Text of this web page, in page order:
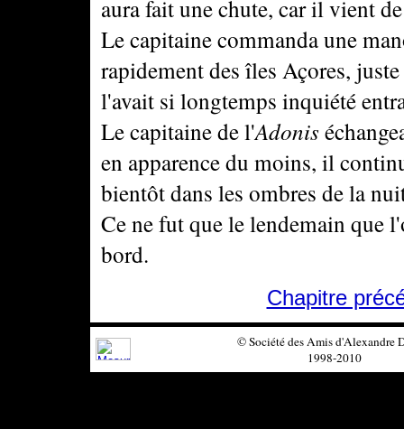
aura fait une chute, car il vient
Le capitaine commanda une
rapidement des îles Açores,
l'avait si longtemps inquiété
Le capitaine de l'Adonis
en apparence du moins, il
bientôt dans les ombres de la
Ce ne fut que le lendemain que
bord.
Chapitre
© Société des Amis d'Alexandre
1998-2010